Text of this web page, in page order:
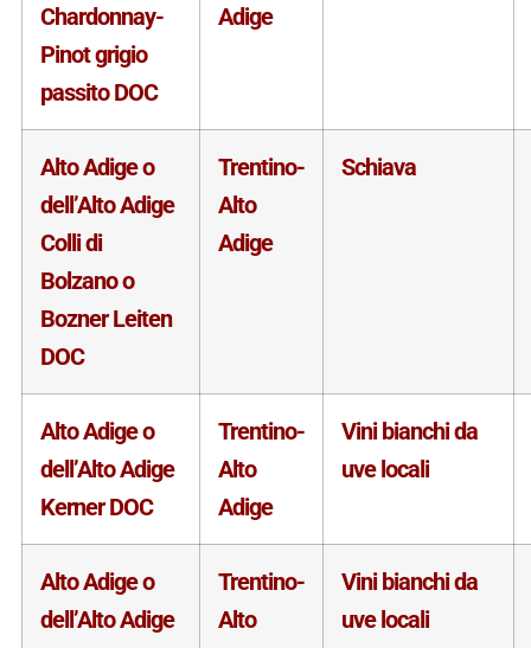
Chardonnay-
Pinot grigio
passito DOC
Adige
Alto Adige o
dell’Alto Adige
Colli di
Bolzano o
Bozner Leiten
DOC
Trentino-
Alto
Adige
Schiava
Alto Adige o
dell’Alto Adige
Kerner DOC
Trentino-
Alto
Adige
Vini bianchi da
uve locali
Alto Adige o
dell’Alto Adige
Trentino-
Alto
Vini bianchi da
uve locali